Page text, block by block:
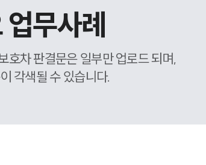
무사례
호차 판결문은 일부만 업로드 되며,
각색될 수 있습니다.